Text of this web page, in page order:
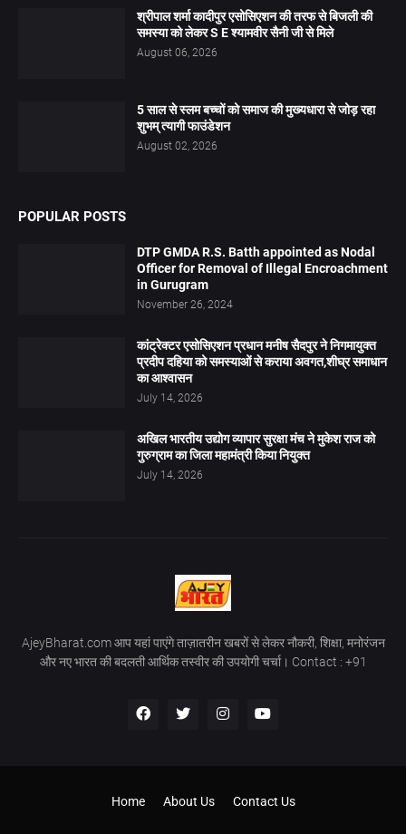
श्रीपाल शर्मा कादीपुर एसोसिएशन की तरफ से बिजली की
समस्या को लेकर S E श्यामवीर सैनी जी से मिले
August 06, 2026
5 साल से स्लम बच्चों को समाज की मुख्यधारा से जोड़ रहा
शुभम् त्यागी फाउंडेशन
August 02, 2026
POPULAR POSTS
DTP GMDA R.S. Batth appointed as Nodal
Officer for Removal of Illegal Encroachment
in Gurugram
November 26, 2024
कांट्रेक्टर एसोसिएशन प्रधान मनीष सैदपुर ने निगमायुक्त
प्रदीप दहिया को समस्याओं से कराया अवगत,शीघ्र समाधान
का आश्वासन
July 14, 2026
अखिल भारतीय उद्योग व्यापार सुरक्षा मंच ने मुकेश राज को
गुरुग्राम का जिला महामंत्री किया नियुक्त
July 14, 2026
AjeyBharat.com आप यहां पाएंगे ताज़ातरीन खबरों से लेकर नौकरी, शिक्षा, मनोरंजन
और नए भारत की बदलती आर्थिक तस्वीर की उपयोगी चर्चा। Contact : +91
Home About Us Contact Us